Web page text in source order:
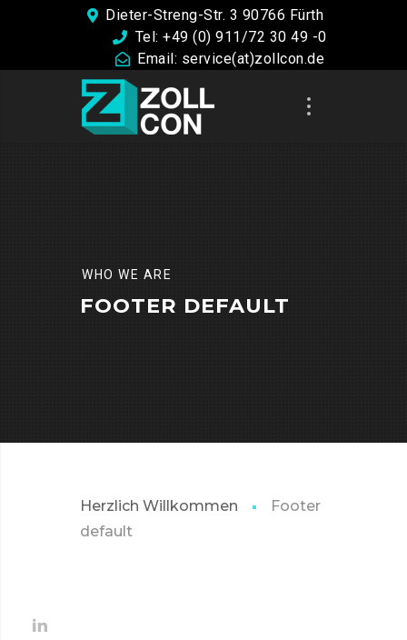
Dieter-Streng-Str. 3 90766 Fürth
Tel: +49 (0) 911/72 30 49 -0
Email: service(at)zollcon.de
WHO WE ARE
FOOTER DEFAULT
Herzlich Willkommen
Footer
default